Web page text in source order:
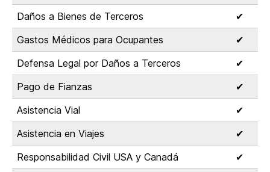
Daños a Bienes de Terceros
✔
Gastos Médicos para Ocupantes
✔
Defensa Legal por Daños a Terceros
✔
Pago de Fianzas
✔
Asistencia Vial
✔
Asistencia en Viajes
✔
Responsabilidad Civil USA y Canadá
✔